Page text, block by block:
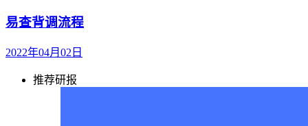
易查背调流程
2022年04月02日
推荐研报